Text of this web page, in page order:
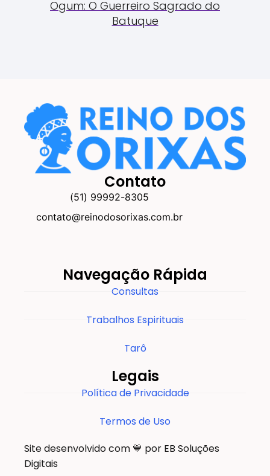
Ogum: O Guerreiro Sagrado do
Batuque
Contato
(51) 99992-8305
contato@reinodosorixas.com.br
Navegação Rápida
Consultas
Trabalhos Espirituais
Tarô
Legais
Política de Privacidade
Termos de Uso
Site desenvolvido com 💙 por EB Soluções
Digitais